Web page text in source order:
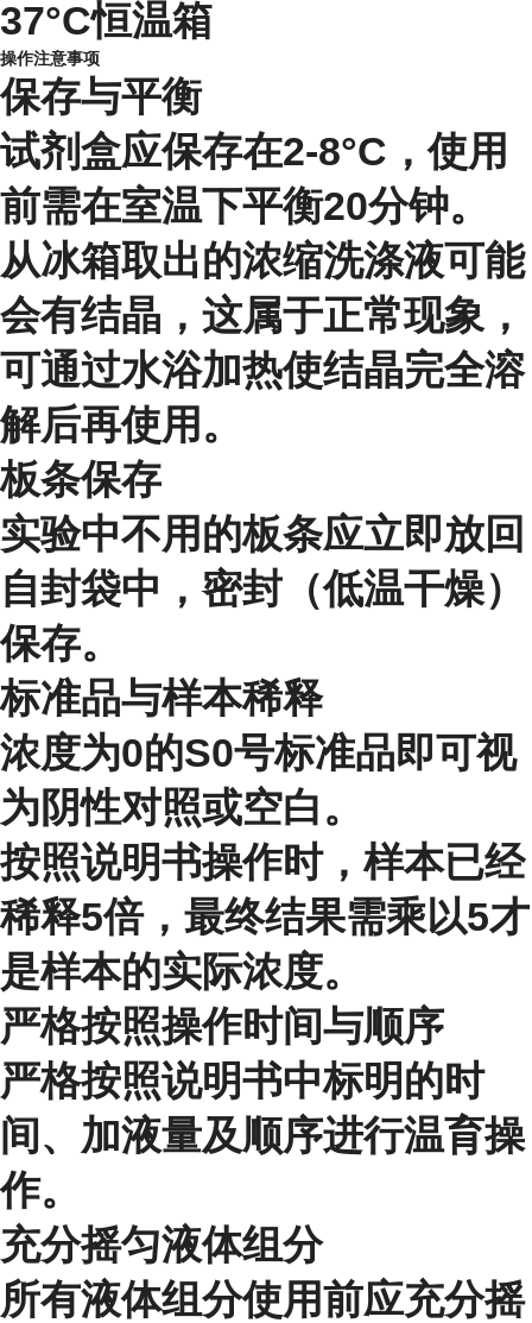
37°C恒温箱
操作注意事项
保存与平衡
试剂盒应保存在2-8°C，使用
前需在室温下平衡20分钟。
从冰箱取出的浓缩洗涤液可能
会有结晶，这属于正常现象，
可通过水浴加热使结晶完全溶
解后再使用。
板条保存
实验中不用的板条应立即放回
自封袋中，密封（低温干燥）
保存。
标准品与样本稀释
浓度为0的S0号标准品即可视
为阴性对照或空白。
按照说明书操作时，样本已经
稀释5倍，最终结果需乘以5才
是样本的实际浓度。
严格按照操作时间与顺序
严格按照说明书中标明的时
间、加液量及顺序进行温育操
作。
充分摇匀液体组分
所有液体组分使用前应充分摇